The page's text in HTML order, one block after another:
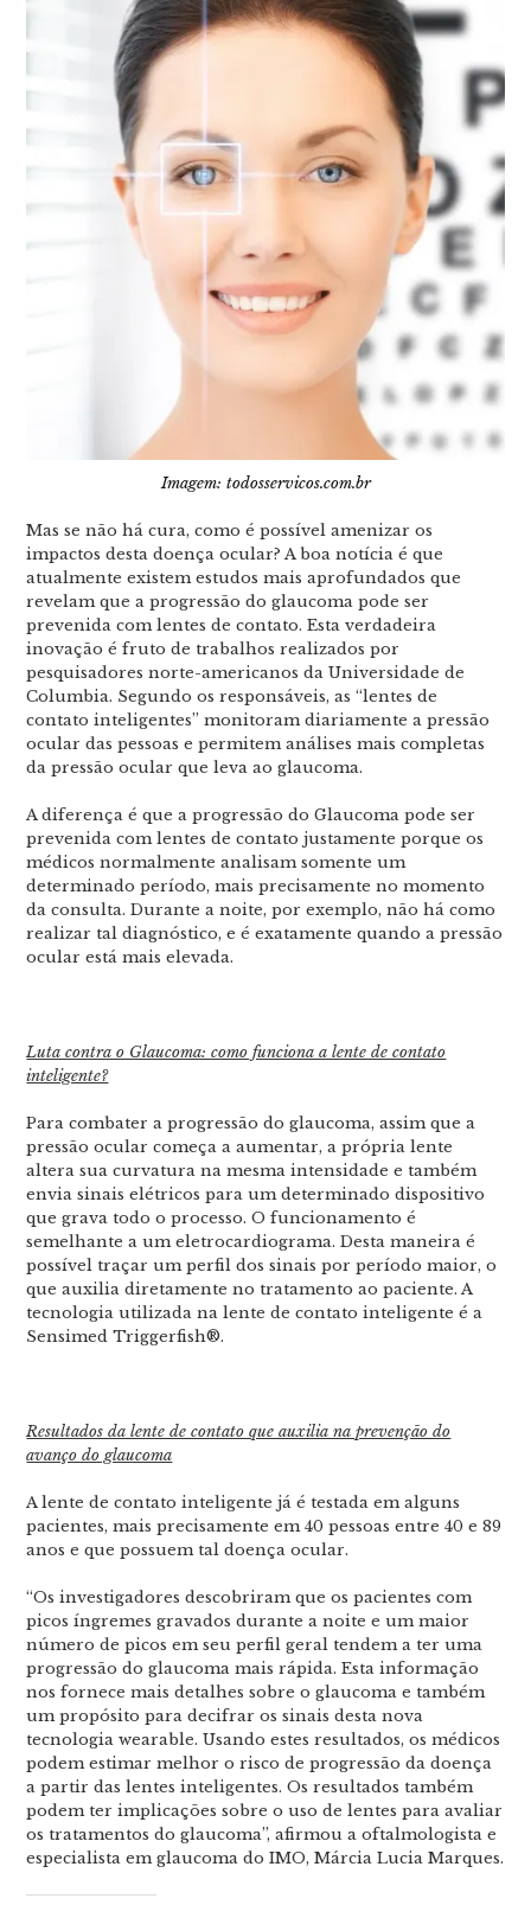
Imagem: todosservicos.com.br
Mas se não há cura, como é possível amenizar os
impactos desta doença ocular? A boa notícia é que
atualmente existem estudos mais aprofundados que
revelam que a progressão do glaucoma pode ser
prevenida com lentes de contato. Esta verdadeira
inovação é fruto de trabalhos realizados por
pesquisadores norte-americanos da Universidade de
Columbia. Segundo os responsáveis, as “lentes de
contato inteligentes” monitoram diariamente a pressão
ocular das pessoas e permitem análises mais completas
da pressão ocular que leva ao glaucoma.
A diferença é que a progressão do Glaucoma pode ser
prevenida com lentes de contato justamente porque os
médicos normalmente analisam somente um
determinado período, mais precisamente no momento
da consulta. Durante a noite, por exemplo, não há como
realizar tal diagnóstico, e é exatamente quando a pressão
ocular está mais elevada.
Luta contra o Glaucoma: como funciona a lente de contato
inteligente?
Para combater a progressão do glaucoma, assim que a
pressão ocular começa a aumentar, a própria lente
altera sua curvatura na mesma intensidade e também
envia sinais elétricos para um determinado dispositivo
que grava todo o processo. O funcionamento é
semelhante a um eletrocardiograma. Desta maneira é
possível traçar um perfil dos sinais por período maior, o
que auxilia diretamente no tratamento ao paciente. A
tecnologia utilizada na lente de contato inteligente é a
Sensimed Triggerfish®.
Resultados da lente de contato que auxilia na prevenção do
avanço do glaucoma
A lente de contato inteligente já é testada em alguns
pacientes, mais precisamente em 40 pessoas entre 40 e 89
anos e que possuem tal doença ocular.
“Os investigadores descobriram que os pacientes com
picos íngremes gravados durante a noite e um maior
número de picos em seu perfil geral tendem a ter uma
progressão do glaucoma mais rápida. Esta informação
nos fornece mais detalhes sobre o glaucoma e também
um propósito para decifrar os sinais desta nova
tecnologia wearable. Usando estes resultados, os médicos
podem estimar melhor o risco de progressão da doença
a partir das lentes inteligentes. Os resultados também
podem ter implicações sobre o uso de lentes para avaliar
os tratamentos do glaucoma”, afirmou a oftalmologista e
especialista em glaucoma do IMO, Márcia Lucia Marques.